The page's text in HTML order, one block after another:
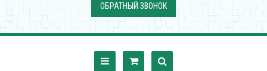
ОБРАТНЫЙ ЗВОНОК